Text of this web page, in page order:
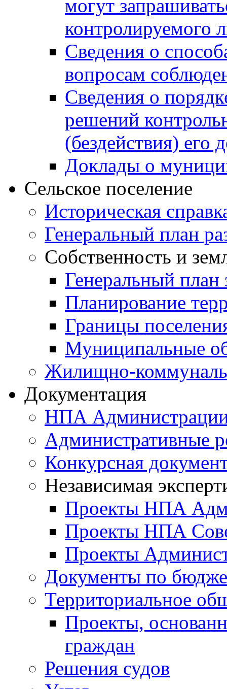
могут
контролируемого
Сведения о
вопросам
Сведения о
решений
(бездействия)
Доклады о
Сельское поселение
Историческая
Генеральный план
Собственность и
Генеральный план
Планирование
Границы
Муниципальные
Жилищно-
Документация
НПА
Административные
Конкурсная
Независимая
Проекты НПА
Проекты НПА
Проекты
Документы по
Территориальное
Проекты,
граждан
Решения судов